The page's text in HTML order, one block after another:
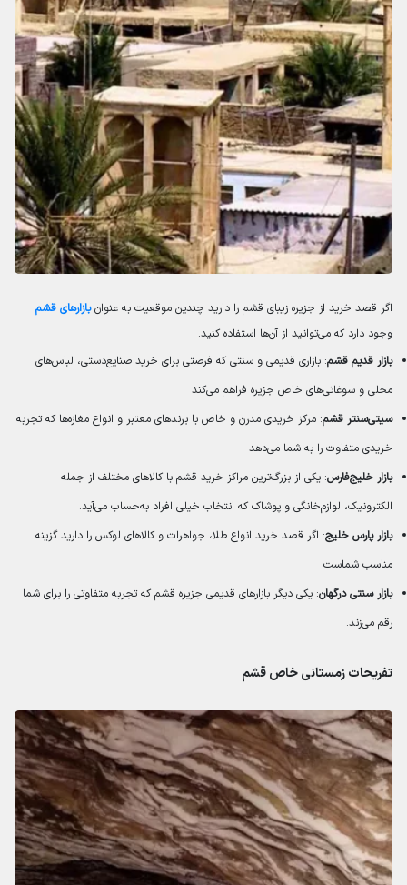
اگر قصد خرید از جزیره زیبای قشم را دارید چندین موقعیت به عنوانبازارهای قشم
وجود دارد که می‌توانید از آن‌ها استفاده کنید.
بازار قدیم قشم: بازاری قدیمی و سنتی که فرصتی برای خرید صنایع‌دستی، لباس‌های
محلی و سوغاتی‌های خاص جزیره فراهم می‌کند
سیتی‌سنتر قشم: مرکز خریدی مدرن و خاص با برندهای معتبر و انواع مغازه‌ها که تجربه
خریدی متفاوت را به شما می‌دهد
بازار خلیج‌فارس: یکی از بزرگ‌ترین مراکز خرید قشم با کالاهای مختلف از جمله
الکترونیک، لوازم‌خانگی و پوشاک که انتخاب خیلی افراد به‌حساب می‌آید.
بازار پارس خلیج: اگر قصد خرید انواع طلا، جواهرات و کالاهای لوکس را دارید گزینه
مناسب شماست
بازار سنتی درگهان: یکی دیگر بازارهای قدیمی جزیره قشم که تجربه متفاوتی را برای شما
رقم می‌زند.
تفریحات زمستانی خاص قشم